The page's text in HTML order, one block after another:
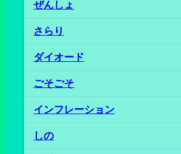
ぜんしょ
さらり
ダイオード
ごそごそ
インフレーション
しの